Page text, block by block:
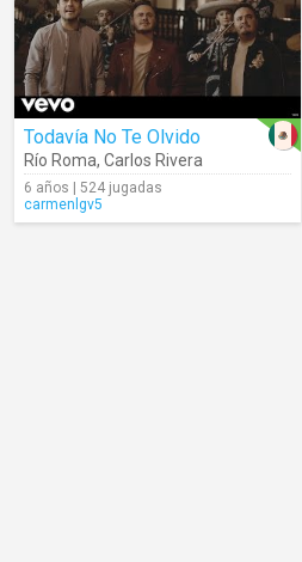
Todavía No Te Olvido
Río Roma, Carlos Rivera
6 años | 524 jugadas
carmenlgv5